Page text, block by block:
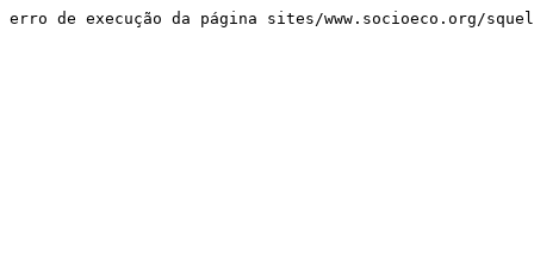
erro de execução da página sites/www.socioeco.org/